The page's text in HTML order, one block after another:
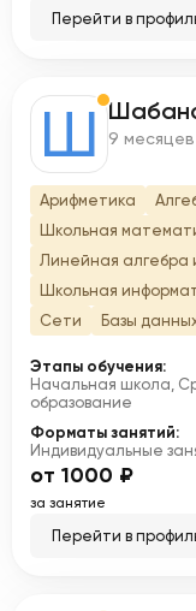
Перейти в
Ш 9
Арифметика
Школьная
Линейная алгебра
Школьная
Сети
Базы
Этапы обучения:
Начальная школа,
образование
Форматы занятий:
Индивидуальные
от 1000 ₽
за занятие
Перейти в